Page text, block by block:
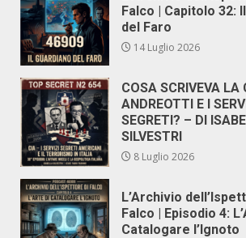
Falco | Capitolo 32:
del Faro
14 Luglio 2026
COSA SCRIVEVA LA
ANDREOTTI E I
SEGRETI? – DI
SILVESTRI
8 Luglio 2026
L’Archivio
Falco | Episodio 4:
Catalogare l’Ignoto